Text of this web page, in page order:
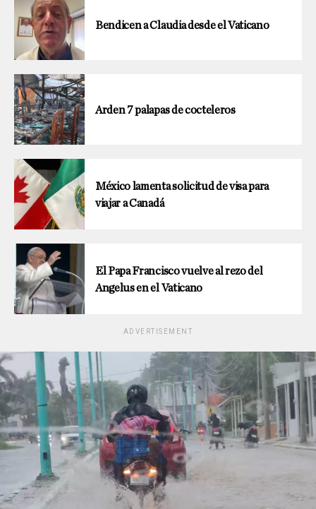
Bendicen a Claudia desde el Vaticano
Arden 7 palapas de cocteleros
México lamenta solicitud de visa para
viajar a Canadá
El Papa Francisco vuelve al rezo del
Angelus en el Vaticano
ADVERTISEMENT